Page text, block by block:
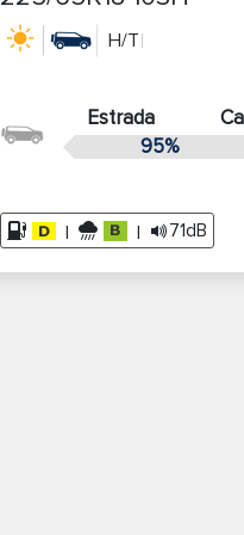
H/T
Estrada
95%
| | 71dB